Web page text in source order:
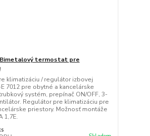
Bimetalový termostat pre
klimatizáciu / regulátor izbovej
7012 pre obytné a kancelárske
systém, prepínač ON/OFF, 3-
Regulátor pre klimatizáciu pre
priestory. Možnosť montáže
1,7E.